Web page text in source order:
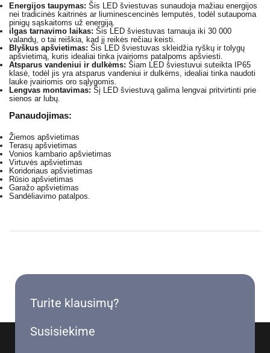
Energijos taupymas: Šis LED šviestuvas sunaudoja mažiau energijos
nei tradicinės kaitrinės ar liuminescencinės lemputės, todėl sutaupoma
pinigų sąskaitoms už energiją.
ilgas tarnavimo laikas: Šis LED šviestuvas tarnauja iki 30 000
valandų, o tai reiškia, kad jį reikės rečiau keisti.
Blyškus apšvietimas: Šis LED šviestuvas skleidžia ryškų ir tolygų
apšvietimą, kuris idealiai tinka įvairioms patalpoms apšviesti.
Atsparus vandeniui ir dulkėms: Šiam LED šviestuvui suteikta IP65
klasė, todėl jis yra atsparus vandeniui ir dulkėms, idealiai tinka naudoti
lauke įvairiomis oro sąlygomis.
Lengvas montavimas: Šį LED šviestuvą galima lengvai pritvirtinti prie
sienos ar lubų.
Panaudojimas:
Žiemos apšvietimas
Terasų apšvietimas
Vonios kambario apšvietimas
Virtuvės apšvietimas
Koridoriaus apšvietimas
Rūsio apšvietimas
Garažo apšvietimas
Sandėliavimo patalpos.
Turite klausimų?
Susisiekime